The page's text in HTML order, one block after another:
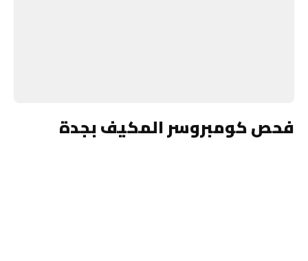
فحص كومبروسر المكيف بجدة